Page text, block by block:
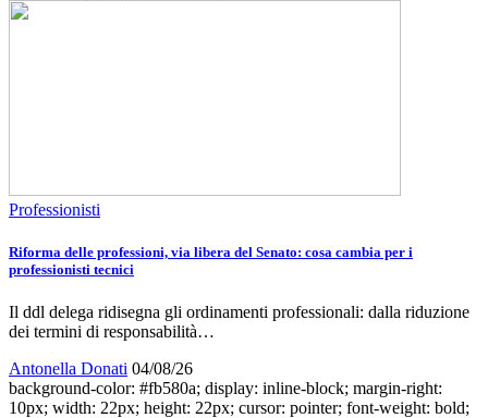
Professionisti
Riforma delle professioni, via libera del Senato: cosa cambia per i
professionisti tecnici
Il ddl delega ridisegna gli ordinamenti professionali: dalla riduzione
dei termini di responsabilità…
Antonella Donati 04/08/26
background-color: #fb580a; display: inline-block; margin-right:
10px; width: 22px; height: 22px; cursor: pointer; font-weight: bold;